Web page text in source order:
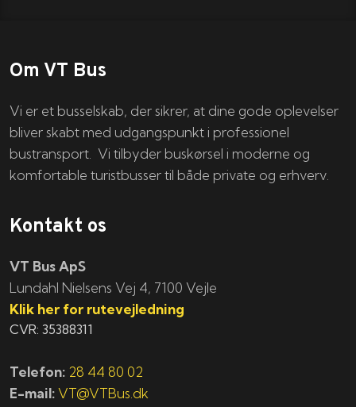
Om VT Bus
Vi er et busselskab, der sikrer, at dine gode oplevelser
bliver skabt med udgangspunkt i professionel
bustransport. Vi tilbyder buskørsel i moderne og
komfortable turistbusser til både private og erhverv.
Kontakt os
VT Bus ApS
​​​Lundahl Nielsens Vej 4, 7100 Vejle
Klik her for rutevejledning
CVR: 35388311
Telefon: 28 44 80 02
E-mail: VT@VTBus.dk